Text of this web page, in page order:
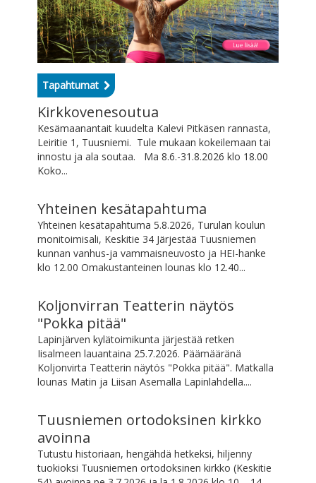
Tapahtumat
Kirkkovenesoutua
Kesämaanantait kuudelta Kalevi Pitkäsen rannasta,
Leiritie 1, Tuusniemi. Tule mukaan kokeilemaan tai
innostu ja ala soutaa. Ma 8.6.-31.8.2026 klo 18.00
Koko...
Yhteinen kesätapahtuma
Yhteinen kesätapahtuma 5.8.2026, Turulan koulun
monitoimisali, Keskitie 34 Järjestää Tuusniemen
kunnan vanhus-ja vammaisneuvosto ja HEI-hanke
klo 12.00 Omakustanteinen lounas klo 12.40...
Koljonvirran Teatterin näytös
"Pokka pitää"
Lapinjärven kylätoimikunta järjestää retken
Iisalmeen lauantaina 25.7.2026. Päämääränä
Koljonvirta Teatterin näytös "Pokka pitää". Matkalla
lounas Matin ja Liisan Asemalla Lapinlahdella....
Tuusniemen ortodoksinen kirkko
avoinna
Tutustu historiaan, hengähdä hetkeksi, hiljenny
tuokioksi Tuusniemen ortodoksinen kirkko (Keskitie